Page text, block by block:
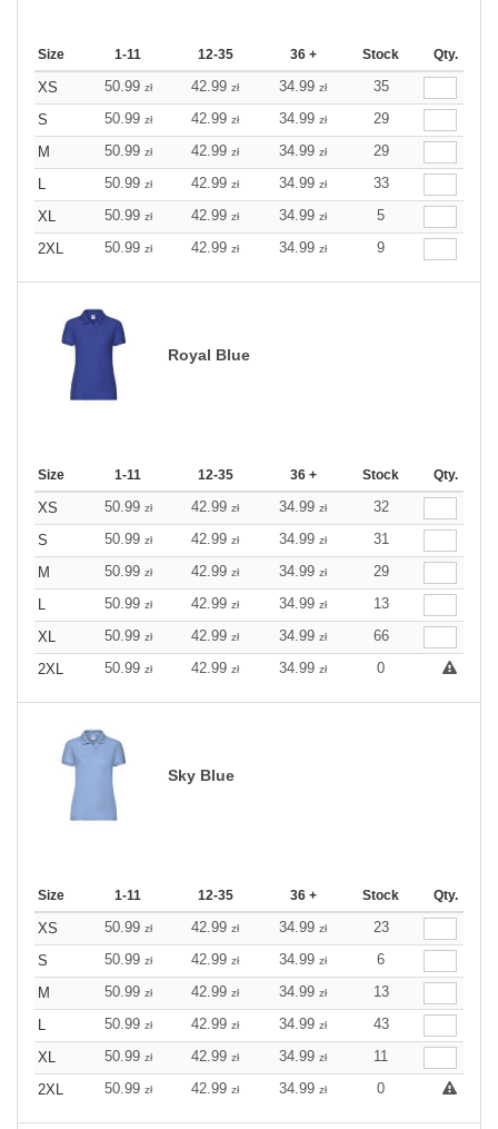
Size 1-11 12-35 36 + Stock Qty.
XS 50.99 zł 42.99 zł 34.99 zł
35
S
50.99 zł 42.99 zł 34.99 zł
29
M
50.99 zł 42.99 zł 34.99 zł
29
L
50.99 zł 42.99 zł 34.99 zł
33
XL
50.99 zł 42.99 zł 34.99 zł
5
2XL
50.99 zł 42.99 zł 34.99 zł 9
Royal Blue
Size 1-11 12-35 36 + Stock Qty.
XS 50.99 zł 42.99 zł 34.99 zł
32
S
50.99 zł 42.99 zł 34.99 zł
31
M
50.99 zł 42.99 zł 34.99 zł
29
L
50.99 zł 42.99 zł 34.99 zł
13
XL
50.99 zł 42.99 zł 34.99 zł
66
2XL
50.99 zł 42.99 zł 34.99 zł 0
Sky Blue
Size 1-11 12-35 36 + Stock Qty.
XS 50.99 zł 42.99 zł 34.99 zł
23
S
50.99 zł 42.99 zł 34.99 zł
6
M
50.99 zł 42.99 zł 34.99 zł
13
L
50.99 zł 42.99 zł 34.99 zł
43
XL
50.99 zł 42.99 zł 34.99 zł
11
2XL
50.99 zł 42.99 zł 34.99 zł 0